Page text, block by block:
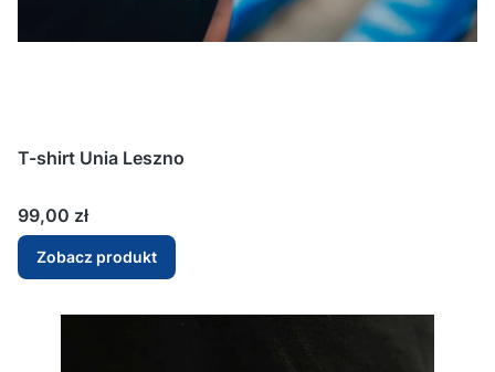
T-shirt Unia Leszno
Cena
99,00 zł
Zobacz produkt